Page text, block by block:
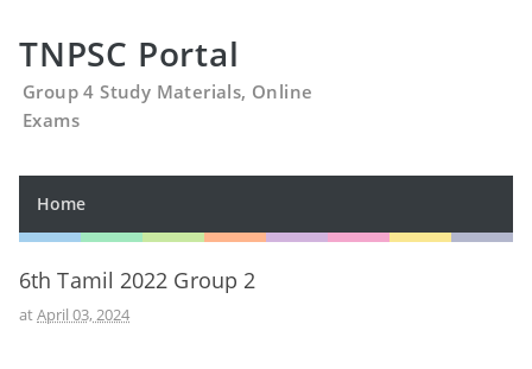
TNPSC Portal
Group 4 Study Materials, Online
Exams
Home
6th Tamil 2022 Group 2
atApril 03, 2024